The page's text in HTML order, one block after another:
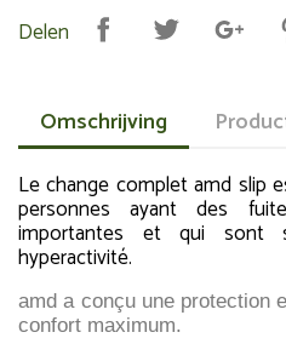
Delen
Omschrijving
Le change complet amd slip
personnes ayant des
importantes et qui sont
hyperactivité.
amd a conçu une protection
confort maximum.